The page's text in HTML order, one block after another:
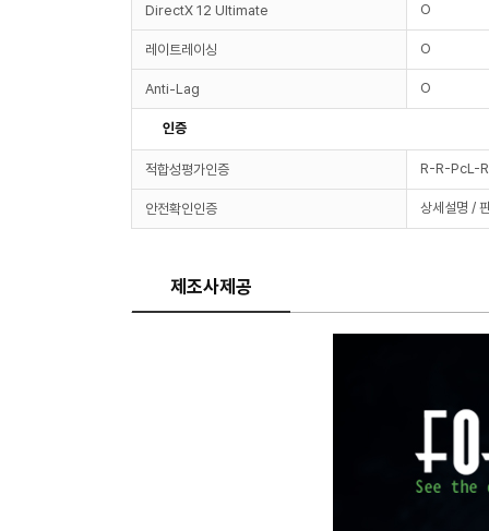
DirectX 12 Ultimate O
레이트레이싱 O
Anti-Lag O
인증
적합성평가인증 R-R-PcL-
안전확인인증 상세설명 /
제조사제공